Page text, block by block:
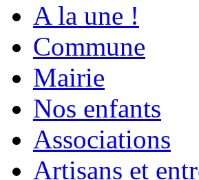
A la une !
Commune
Mairie
Nos enfants
Associations
Artisans et